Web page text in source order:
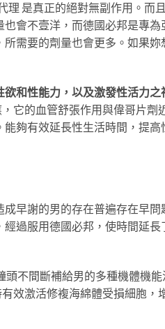
理 是真正的絕對無副作用。而
會不壹洋，而德國必邦是專
需要的劑量也會更多。如果妳
和性能力，以及激發性活力
它的血管舒張作用與偉哥片劑
夠有效延長性生活時間，提高
早謝的男的存在普遍存在早
過服用德國必邦，使時間延
不間斷補給男的多種機體機
效激活修複海綿體受損細胞，